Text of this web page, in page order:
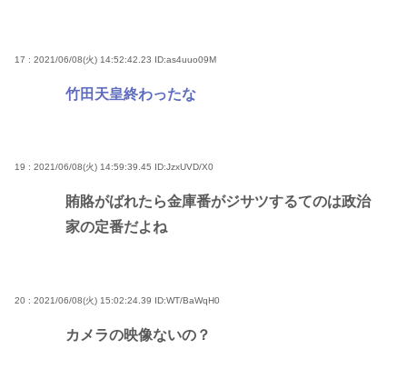
17 : 2021/06/08(火) 14:52:42.23 ID:as4uuo09M
竹田天皇終わったな
19 : 2021/06/08(火) 14:59:39.45 ID:JzxUVD/X0
賄賂がばれたら金庫番がジサツするてのは政治
家の定番だよね
20 : 2021/06/08(火) 15:02:24.39 ID:WT/BaWqH0
カメラの映像ないの？